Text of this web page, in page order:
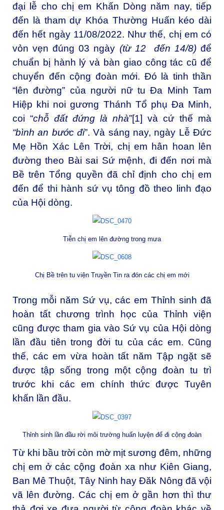
đại lễ cho chị em Khấn Dòng năm nay, tiếp
đến là tham dự Khóa Thường Huấn kéo dài
đến hết ngày 11/08/2022. Như thế, chị em có
vỏn vẹn đúng 03 ngày (từ 12 đến 14/8)để
chuẩn bị hành lý và bàn giao công tác cũ để
chuyển đến cộng đoàn mới. Đó là tinh thần
“lên đường” của người nữ tu Đa Minh Tam
Hiệp khi noi gương Thánh Tổ phụ Đa Minh,
coi “chỗ đất đứng là nhà”[1] và cứ thế mà
“bình an bước đi”. Và sáng nay, ngày Lễ Đức
Mẹ Hồn Xác Lên Trời, chị em hân hoan lên
đường theo Bài sai Sứ mệnh, đi đến nơi mà
Bề trên Tổng quyền đã chỉ định cho chị em
đến để thi hành sứ vụ tông đồ theo linh đạo
của Hội dòng.
Tiễn chị em lên đường trong mưa
Chị Bề trên tu viện Truyền Tin ra đón các chị em mới
Trong mỗi năm Sứ vụ, các em Thỉnh sinh đã
hoàn tất chương trình học của Thỉnh viện
cũng được tham gia vào Sứ vụ của Hội dòng
lần đầu tiên trong đời tu của các em. Cũng
thế, các em vừa hoàn tất năm Tập ngặt sẽ
được tập sống trong một cộng đoàn tu trì
trước khi các em chính thức được Tuyên
khấn lần đầu.
Thỉnh sinh lần đầu rời môi trường huấn luyện để đi cộng đoàn
Từ khi bầu trời còn mờ mịt sương đêm, những
chị em ở các cộng đoàn xa như Kiên Giang,
Ban Mê Thuột, Tây Ninh hay Đăk Nông đã vội
vã lên đường. Các chị em ở gần hơn thì thư